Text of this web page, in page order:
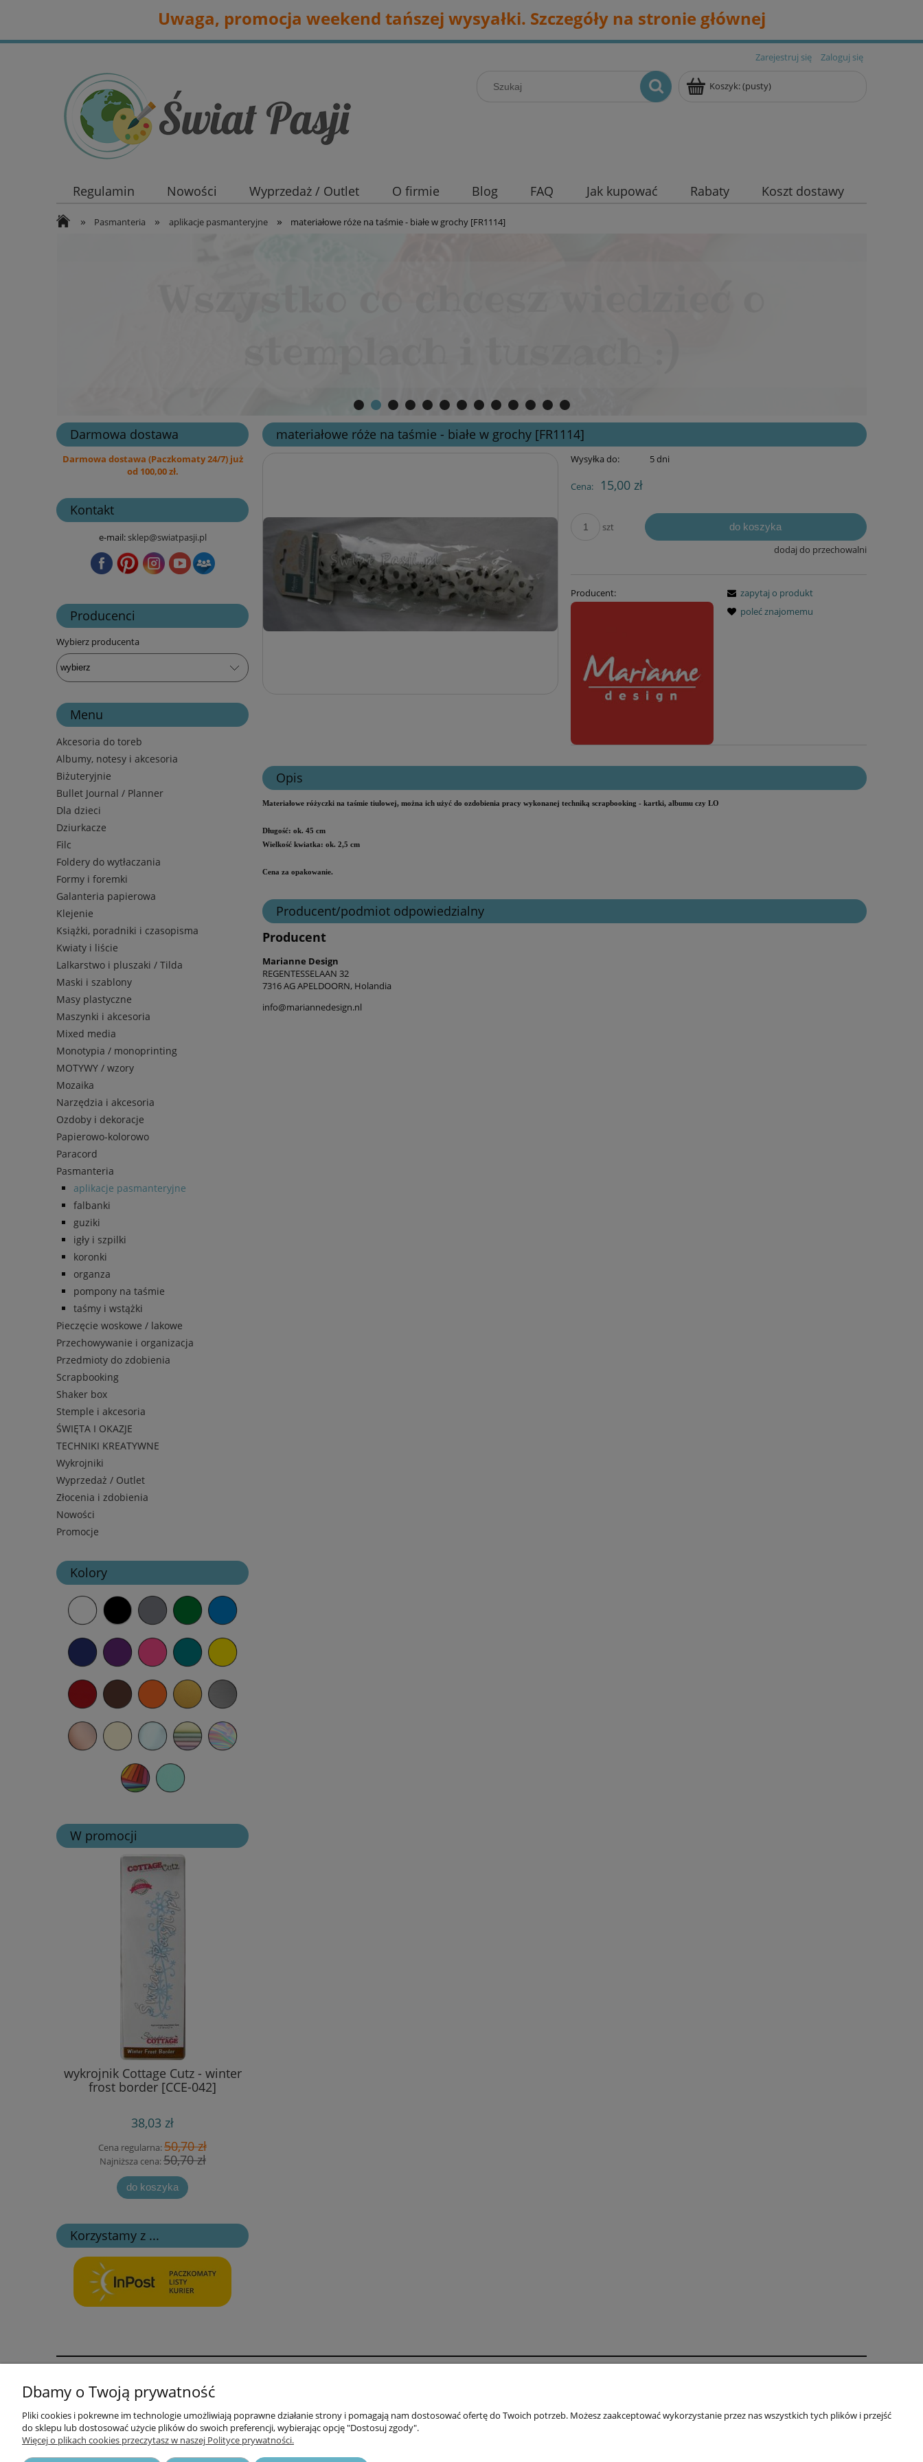
Uwaga, promocja weekend tańszej wysyałki. Szczegóły na stronie głównej
Zarejestruj się Zaloguj się
Koszyk:(pusty)
Regulamin Nowości Wyprzedaż / Outlet O firmie Blog FAQ Jak kupować Rabaty Koszt dostawy
» Pasmanteria » aplikacje pasmanteryjne » materiałowe róże na taśmie - białe w grochy [FR1114]
Darmowa dostawa
Darmowa dostawa (Paczkomaty 24/7) już
od 100,00 zł.
Kontakt
e-mail:sklep@swiatpasji.pl
Producenci
Wybierz producenta
Menu
Akcesoria do toreb
Albumy, notesy i akcesoria
Biżuteryjnie
Bullet Journal / Planner
Dla dzieci
Dziurkacze
Filc
Foldery do wytłaczania
Formy i foremki
Galanteria papierowa
Klejenie
Książki, poradniki i czasopisma
Kwiaty i liście
Lalkarstwo i pluszaki / Tilda
Maski i szablony
Masy plastyczne
Maszynki i akcesoria
Mixed media
Monotypia / monoprinting
MOTYWY / wzory
Mozaika
Narzędzia i akcesoria
Ozdoby i dekoracje
Papierowo-kolorowo
Paracord
Pasmanteria
aplikacje pasmanteryjne
falbanki
guziki
igły i szpilki
koronki
organza
pompony na taśmie
taśmy i wstążki
Pieczęcie woskowe / lakowe
Przechowywanie i organizacja
Przedmioty do zdobienia
Scrapbooking
Shaker box
Stemple i akcesoria
ŚWIĘTA I OKAZJE
TECHNIKI KREATYWNE
Wykrojniki
Wyprzedaż / Outlet
Złocenia i zdobienia
Nowości
Promocje
Kolory
W promocji
wykrojnik Cottage Cutz - winter
frost border [CCE-042]
38,03 zł
Cena regularna:50,70 zł
Najniższa cena:50,70 zł
do koszyka
Korzystamy z ...
materiałowe róże na taśmie - białe w grochy [FR1114]
Wysyłka do: 5 dni
Cena: 15,00 zł
szt do koszyka
dodaj do przechowalni
Producent:
zapytaj o produkt
poleć znajomemu
Opis
Materiałowe różyczki na taśmie tiulowej, można ich użyć do ozdobienia pracy wykonanej techniką scrapbooking - kartki, albumu czy LO
Długość: ok. 45 cm
Wielkość kwiatka: ok. 2,5 cm
Cena za opakowanie.
Producent/podmiot odpowiedzialny
Producent
Marianne Design
REGENTESSELAAN 32
7316 AG APELDOORN, Holandia
info@mariannedesign.nl
Informacje
Polityka prywatności i cookies
Odstąpienie od umowy i reklamacja
Formy opłaty
Koszt dostawy
Rabaty
O firmie
Dbamy o Twoją prywatność
Pliki cookies i pokrewne im technologie umożliwiają poprawne działanie strony i pomagają nam dostosować ofertę do Twoich potrzeb. Możesz zaakceptować wykorzystanie przez nas wszystkich tych plików i przejść
do sklepu lub dostosować użycie plików do swoich preferencji, wybierając opcję "Dostosuj zgody".
Więcej o plikach cookies przeczytasz w naszej Polityce prywatności.